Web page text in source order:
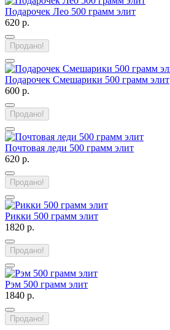
Подарочек Лео 500 грамм элит
620 р.
Продано!
Подарочек Смешарики 500 грамм элит
600 р.
Продано!
Почтовая леди 500 грамм элит
620 р.
Продано!
Рикки 500 грамм элит
1820 р.
Продано!
Рэм 500 грамм элит
1840 р.
Продано!